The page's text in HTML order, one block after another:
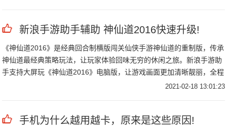
新浪手游助手辅助 神仙道2016快速升级!
《神仙道2016》是经典回合制横版闯关仙侠手游神仙道的重制版，传承
神仙道最经典策略玩法，让玩家体验回味无穷的休闲之旅。新浪手游助
手支持大屏玩《神仙道2016》电脑版，让游戏画面更加清晰靓丽，全程
2021-02-18 13:01:23
手机为什么越用越卡，原来是这些原因!